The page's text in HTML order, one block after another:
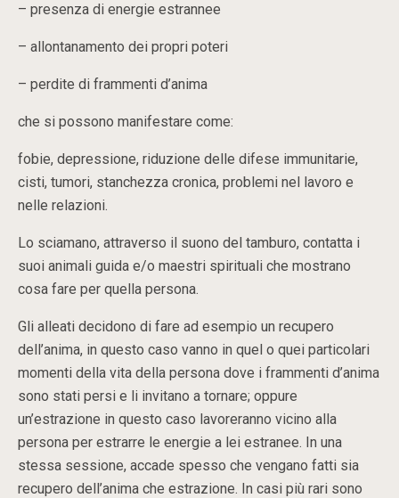
– presenza di energie estrannee
– allontanamento dei propri poteri
– perdite di frammenti d’anima
che si possono manifestare come:
fobie, depressione, riduzione delle difese immunitarie,
cisti, tumori, stanchezza cronica, problemi nel lavoro e
nelle relazioni.
Lo sciamano, attraverso il suono del tamburo, contatta i
suoi animali guida e/o maestri spirituali che mostrano
cosa fare per quella persona.
Gli alleati decidono di fare ad esempio un recupero
dell’anima, in questo caso vanno in quel o quei particolari
momenti della vita della persona dove i frammenti d’anima
sono stati persi e li invitano a tornare; oppure
un’estrazione in questo caso lavoreranno vicino alla
persona per estrarre le energie a lei estranee. In una
stessa sessione, accade spesso che vengano fatti sia
recupero dell’anima che estrazione. In casi più rari sono